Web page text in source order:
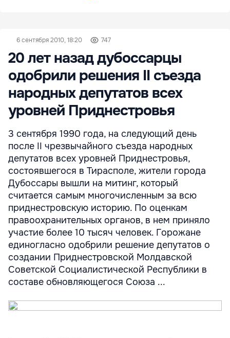
6 сентября 2010, 18:20 747
20 лет назад дубоссарцы
одобрили решения II съезда
народных депутатов всех
уровней Приднестровья
3 сентября 1990 года, на следующий день
после II чрезвычайного съезда народных
депутатов всех уровней Приднестровья,
состоявшегося в Тирасполе, жители города
Дубоссары вышли на митинг, который
считается самым многочисленным за всю
приднестровскую историю. По оценкам
правоохранительных органов, в нем приняло
участие более 10 тысяч человек. Горожане
единогласно одобрили решение депутатов о
создании Приднестровской Молдавской
Советской Социалистической Республики в
составе обновляющегося Союза ...